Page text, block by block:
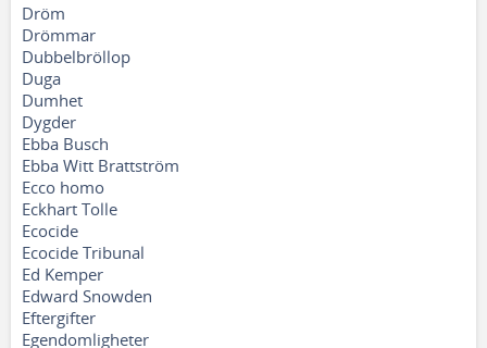
Dröm
Drömmar
Dubbelbröllop
Duga
Dumhet
Dygder
Ebba Busch
Ebba Witt Brattström
Ecco homo
Eckhart Tolle
Ecocide
Ecocide Tribunal
Ed Kemper
Edward Snowden
Eftergifter
Egendomligheter